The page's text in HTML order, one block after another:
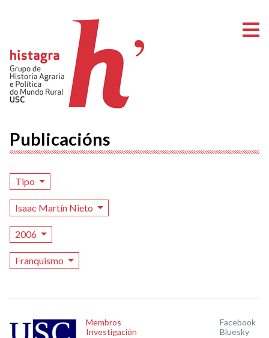
Publicacións
Tipo
Isaac Martín Nieto
2006
Franquismo
Membros
Investigación
Facebook
Bluesky